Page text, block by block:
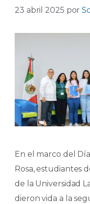
23 abril 2025 por
En el marco del
Rosa, estudiantes
de la Universidad
dieron vida a la